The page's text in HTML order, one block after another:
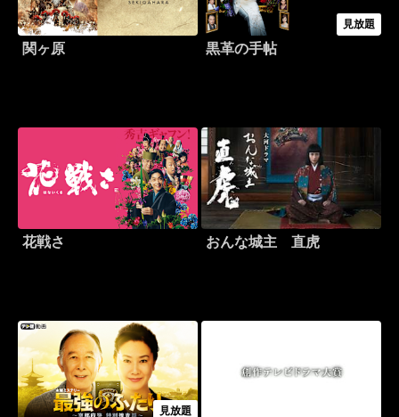
関ヶ原
見放題
黒革の手帖
花戦さ おんな城主 直虎
見放題